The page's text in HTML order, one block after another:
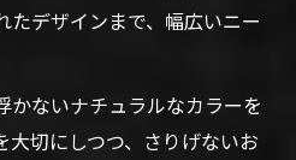
たデザインまで、幅広いニー
かないナチュラルなカラーを
大切にしつつ、さりげないお